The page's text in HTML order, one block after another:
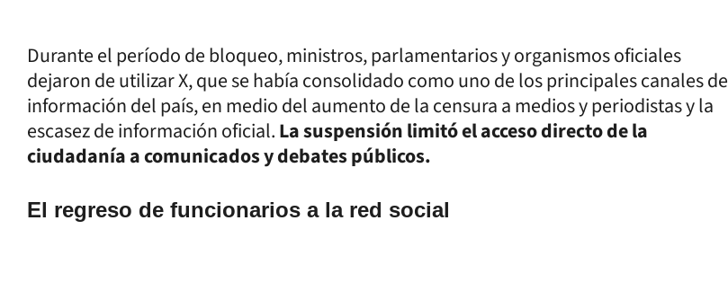
Durante el período de bloqueo, ministros, parlamentarios y organismos oficiales
dejaron de utilizar X, que se había consolidado como uno de los principales canales de
información del país, en medio del aumento de la censura a medios y periodistas y la
escasez de información oficial.La suspensión limitó el acceso directo de la
ciudadanía a comunicados y debates públicos.
El regreso de funcionarios a la red social